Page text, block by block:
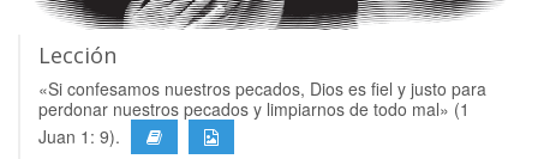
Lección
«Si confesamos nuestros pecados, Dios es fiel y justo para
perdonar nuestros pecados y limpiarnos de todo mal» (1
Juan 1: 9).